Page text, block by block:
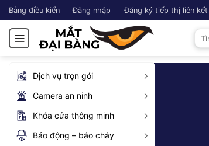
Chuyển
đến
dung
Bảng điều kiển Đăng nhập Đăng ký tiếp thị liên kết
Dịch vụ trọn gói
Camera an ninh
Khóa cửa thông minh
Báo động – báo cháy
Tìm
kiếm: